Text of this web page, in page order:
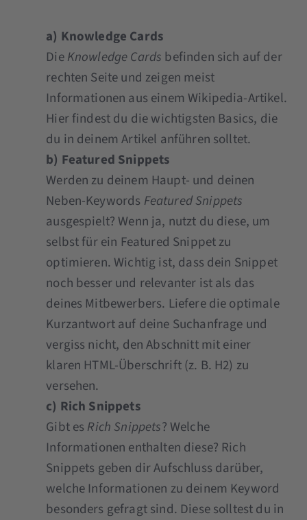
a) Knowledge Cards
DieKnowledge Cards befinden sich auf der
rechten Seite und zeigen meist
Informationen aus einem Wikipedia-Artikel.
Hier findest du die wichtigsten Basics, die
du in deinem Artikel anführen solltet.
b) Featured Snippets
Werden zu deinem Haupt- und deinen
Neben-Keywords Featured Snippets
ausgespielt? Wenn ja, nutzt du diese, um
selbst für ein Featured Snippet zu
optimieren. Wichtig ist, dass dein Snippet
noch besser und relevanter ist als das
deines Mitbewerbers. Liefere die optimale
Kurzantwort auf deine Suchanfrage und
vergiss nicht, den Abschnitt mit einer
klaren HTML-Überschrift (z. B. H2) zu
versehen.
c) Rich Snippets
Gibt es Rich Snippets? Welche
Informationen enthalten diese? Rich
Snippets geben dir Aufschluss darüber,
welche Informationen zu deinem Keyword
besonders gefragt sind. Diese solltest du in